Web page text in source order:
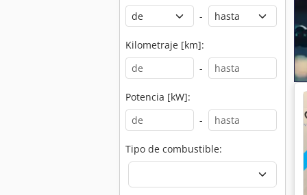
-
Kilometraje [km]:
-
Potencia [kW]:
-
Tipo de combustible: